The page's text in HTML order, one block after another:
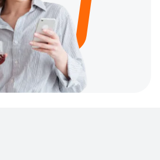
выходят из строя разъемы HDMI
блокирует возможность вывода
монитор или потоковую передачу
выполняют профессиональный
чистку сенсора, перепаиваем
разъемы, восстанавливаем
некачественных
юстировку фокуса, не прибегая к
сервиса в